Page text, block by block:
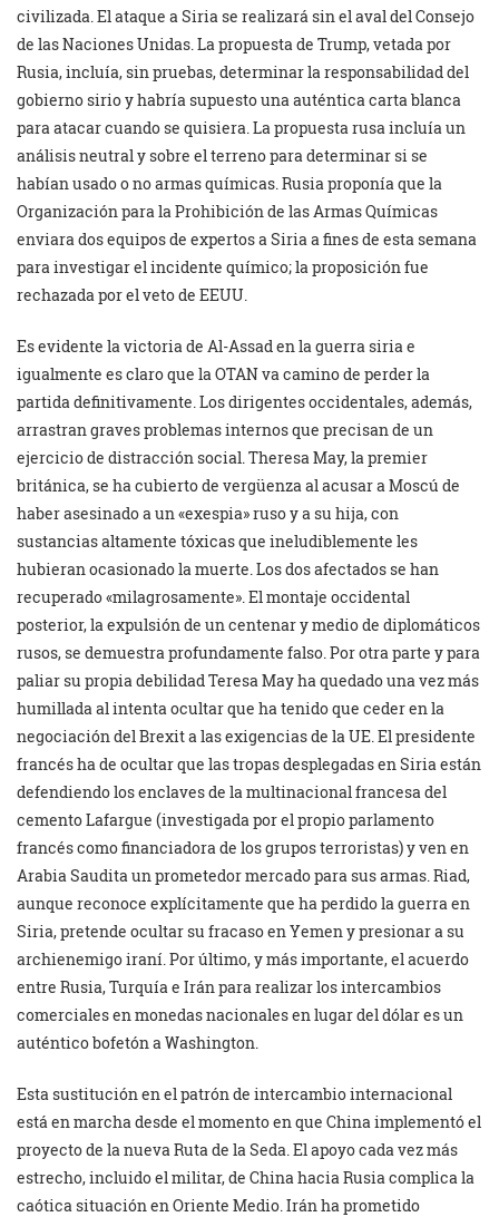
civilizada. El ataque a Siria se realizará sin el aval del Consejo
de las Naciones Unidas. La propuesta de Trump, vetada por
Rusia, incluía, sin pruebas, determinar la responsabilidad del
gobierno sirio y habría supuesto una auténtica carta blanca
para atacar cuando se quisiera. La propuesta rusa incluía un
análisis neutral y sobre el terreno para determinar si se
habían usado o no armas químicas. Rusia proponía que la
Organización para la Prohibición de las Armas Químicas
enviara dos equipos de expertos a Siria a fines de esta semana
para investigar el incidente químico; la proposición fue
rechazada por el veto de EEUU.
Es evidente la victoria de Al-Assad en la guerra siria e
igualmente es claro que la OTAN va camino de perder la
partida definitivamente. Los dirigentes occidentales, además,
arrastran graves problemas internos que precisan de un
ejercicio de distracción social. Theresa May, la premier
británica, se ha cubierto de vergüenza al acusar a Moscú de
haber asesinado a un «exespia» ruso y a su hija, con
sustancias altamente tóxicas que ineludiblemente les
hubieran ocasionado la muerte. Los dos afectados se han
recuperado «milagrosamente». El montaje occidental
posterior, la expulsión de un centenar y medio de diplomáticos
rusos, se demuestra profundamente falso. Por otra parte y para
paliar su propia debilidad Teresa May ha quedado una vez más
humillada al intenta ocultar que ha tenido que ceder en la
negociación del Brexit a las exigencias de la UE. El presidente
francés ha de ocultar que las tropas desplegadas en Siria están
defendiendo los enclaves de la multinacional francesa del
cemento Lafargue (investigada por el propio parlamento
francés como financiadora de los grupos terroristas) y ven en
Arabia Saudita un prometedor mercado para sus armas. Riad,
aunque reconoce explícitamente que ha perdido la guerra en
Siria, pretende ocultar su fracaso en Yemen y presionar a su
archienemigo iraní. Por último, y más importante, el acuerdo
entre Rusia, Turquía e Irán para realizar los intercambios
comerciales en monedas nacionales en lugar del dólar es un
auténtico bofetón a Washington.
Esta sustitución en el patrón de intercambio internacional
está en marcha desde el momento en que China implementó el
proyecto de la nueva Ruta de la Seda. El apoyo cada vez más
estrecho, incluido el militar, de China hacia Rusia complica la
caótica situación en Oriente Medio. Irán ha prometido